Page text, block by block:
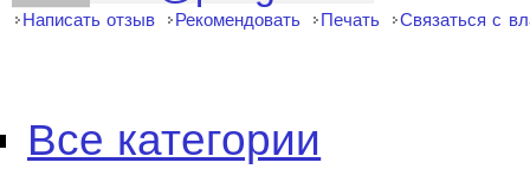
Написать отзыв Рекомендовать Печать Связаться с
Все категории